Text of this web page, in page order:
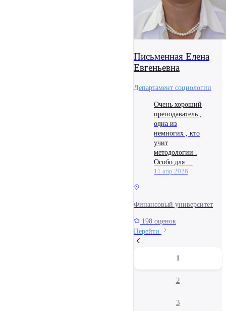
Письменная Елена
Евгеньевна
Департамент социологии
Очень хороший
преподаватель ,
одна из
немногих , кто
учит
методологии .
Особо для ...
11 апр 2026
Финансовый университет
198 оценок
Перейти
1
2
3